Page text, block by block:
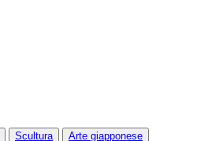
Scultura
Arte giapponese